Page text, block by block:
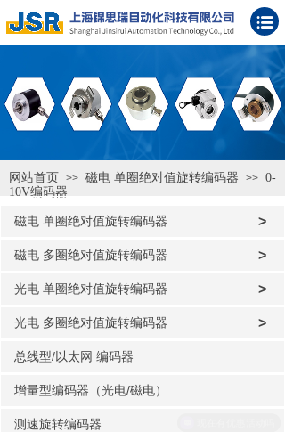
网站首页 >> 磁电 单圈绝对值旋转编码器 >> 0-
10V编码器
磁电 单圈绝对值旋转编码器 >
磁电 多圈绝对值旋转编码器 >
光电 单圈绝对值旋转编码器 >
光电 多圈绝对值旋转编码器 >
总线型/以太网 编码器
增量型编码器（光电/磁电）
测速旋转编码器